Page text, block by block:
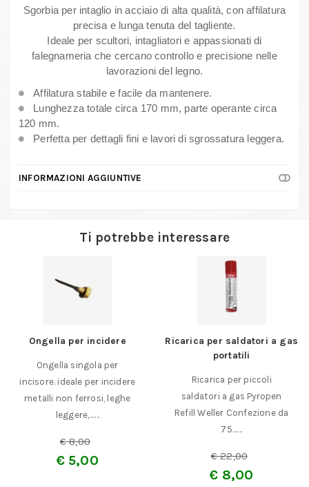
legno
scultura
Sgorbia per intaglio in acciaio di alta qualità, con affilatura
precisa e lunga tenuta del tagliente.
Ideale per scultori, intagliatori e appassionati di
falegnameria che cercano controllo e precisione nelle
lavorazioni del legno.
Affilatura stabile e facile da mantenere.
Lunghezza totale circa 170 mm, parte operante circa
120 mm.
Perfetta per dettagli fini e lavori di sgrossatura leggera.
INFORMAZIONI AGGIUNTIVE
Ti potrebbe interessare
Ongella per incidere
Ongella singola per
incisore. ideale per incidere
metalli non ferrosi, leghe
leggere,……
€8,00
€5,00
Ricarica per saldatori a gas
portatili
Ricarica per piccoli
saldatori a gas Pyropen
Refill Weller Confezione da
75……
€22,00
€ 8,00